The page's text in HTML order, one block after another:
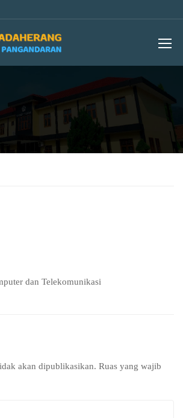
dan Telekomunikasi
akan dipublikasikan. Ruas yang wajib